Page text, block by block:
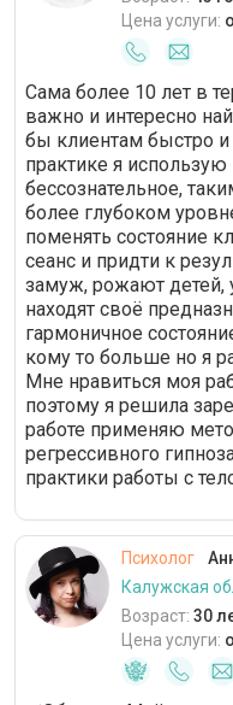
Цена услуги:
Сама более 10 лет в
важно и интересно
бы клиентам быстро
практике я
бессознательное,
более глубоком
поменять состояние
сеанс и придти к
замуж, рожают детей,
находят своё
гармоничное
кому то больше но я
Мне нравиться моя
поэтому я решила
работе применяю
регрессивного
практики работы с
Психолог
Калужская
Возраст: 30
Цена услуги: